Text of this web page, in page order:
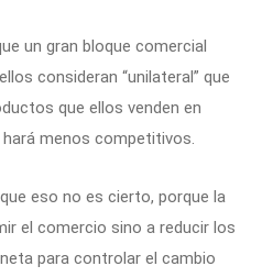
un gran bloque comercial
consideran “unilateral” que
que ellos venden en
menos competitivos.
eso no es cierto, porque la
el comercio sino a reducir los
para controlar el cambio